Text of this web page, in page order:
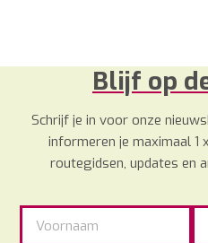
Blijf op
Schrijf je in voor onze
informeren je maximaal 1
routegidsen, updates en